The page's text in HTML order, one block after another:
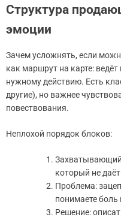
Структура
эмоции
Зачем усложнять, если
как маршрут на карте:
нужному действию. Есть
другие), но важнее
повествования.
Неплохой порядок блоков:
Захватывающий
который не
Проблема:
понимаете боль
Решение: